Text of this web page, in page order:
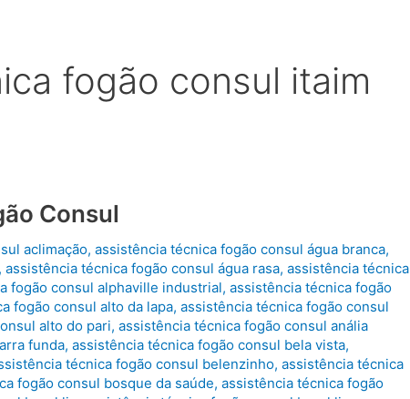
fogão consul itaim
Consul
aclimação, assistência técnica fogão consul água branca,
, assistência técnica fogão consul água rasa, assistência técnica
fogão consul alphaville industrial, assistência técnica fogão
fogão consul alto da lapa, assistência técnica fogão consul
alto do pari, assistência técnica fogão consul anália
funda, assistência técnica fogão consul bela vista,
técnica fogão consul belenzinho, assistência técnica
fogão consul bosque da saúde, assistência técnica fogão